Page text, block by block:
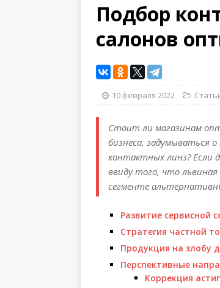
Подбор
салонов
10 февраля 2022
Стоит ли магазинам
бизнеса, задумываться
контактных линз? Если
ввиду того, что
сегменте
Развитие сервисной
Стратегия частной
Продукция на злобу
Перспективные
Коррекция